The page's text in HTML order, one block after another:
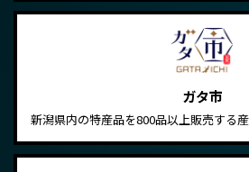
ガタ市
新潟県内の特産品を800品以上販売する